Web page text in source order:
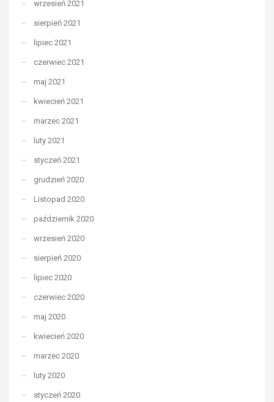
wrzesień 2021
sierpień 2021
lipiec 2021
czerwiec 2021
maj 2021
kwiecień 2021
marzec 2021
luty 2021
styczeń 2021
grudzień 2020
Listopad 2020
październik 2020
wrzesień 2020
sierpień 2020
lipiec 2020
czerwiec 2020
maj 2020
kwiecień 2020
marzec 2020
luty 2020
styczeń 2020